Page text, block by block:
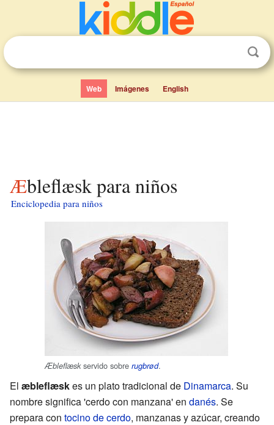
Web Imágenes English
Æbleflæsk para niños
Enciclopedia para niños
Æbleflæskservido sobre rugbrød.
El æbleflæskes un plato tradicional de Dinamarca. Su
nombre significa 'cerdo con manzana' en danés. Se
prepara con tocino de cerdo, manzanas y azúcar, creando